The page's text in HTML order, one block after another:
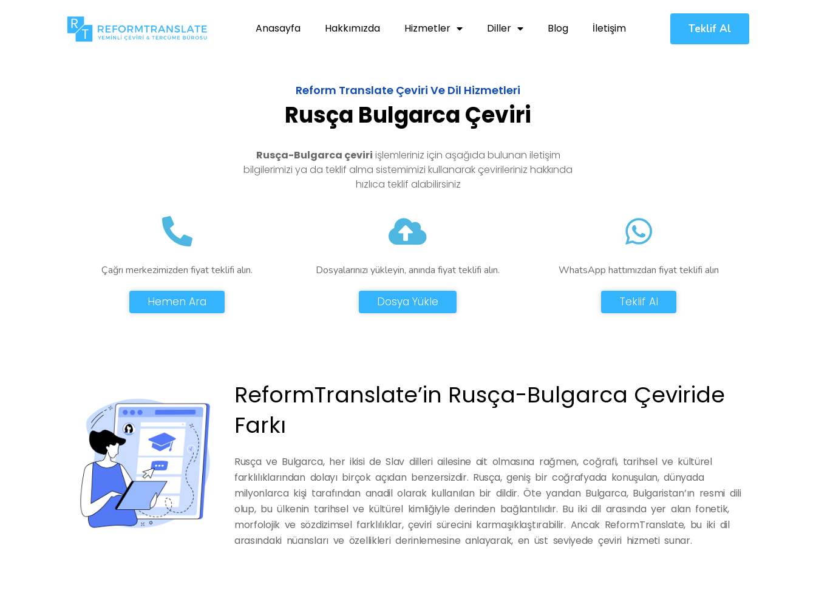
Anasayfa Hakkımızda Hizmetler Diller Blog İletişim Teklif Al
Reform Translate Çeviri Ve Dil Hizmetleri
Rusça Bulgarca Çeviri
Rusça-Bulgarca çeviri işlemleriniz için aşağıda bulunan iletişim
bilgilerimizi ya da teklif alma sistemimizi kullanarak çevirileriniz hakkında
hızlıca teklif alabilirsiniz
Çağrı merkezimizden fiyat teklifi alın.
Hemen Ara
Dosyalarınızı yükleyin, anında fiyat teklifi alın.
Dosya Yükle
WhatsApp hattımızdan fiyat teklifi alın
Teklif Al
ReformTranslate’in Rusça-Bulgarca Çeviride
Farkı
Rusça ve Bulgarca, her ikisi de Slav dilleri ailesine ait olmasına rağmen, coğrafi, tarihsel ve kültürel
farklılıklarından dolayı birçok açıdan benzersizdir. Rusça, geniş bir coğrafyada konuşulan, dünyada
milyonlarca kişi tarafından anadil olarak kullanılan bir dildir. Öte yandan Bulgarca, Bulgaristan’ın resmi dili
olup, bu ülkenin tarihsel ve kültürel kimliğiyle derinden bağlantılıdır. Bu iki dil arasında yer alan fonetik,
morfolojik ve sözdizimsel farklılıklar, çeviri sürecini karmaşıklaştırabilir. Ancak ReformTranslate, bu iki dil
arasındaki nüansları ve özellikleri derinlemesine anlayarak, en üst seviyede çeviri hizmeti sunar.